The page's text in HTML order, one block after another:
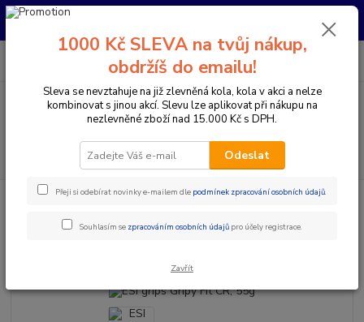
Pro nachystání kola / doplňků na prodejně si prosím zavolejte dopředu.
Menu
CZK
PO-PÁ 10:00-17:00 | SO: 9:00-12:00
Komponenty na kolo Gripy a omotávky
Gripy klasické / MTB
1000 Kč SLEVA na tvůj nákup,
obdržíš do emailu!
Sleva se nevztahuje na již zlevněná kola, kola v akci a nelze
kombinovat s jinou akcí. Slevu lze aplikovat při nákupu na
nezlevněné zboží nad 15.000 Kč s DPH.
Odeslat
Přeji si odebírat novinky e-mailem dle podmínek zpracování osobních údajů.
Souhlasím se zpracováním osobních údajů pro účely registrace.
Zavřít